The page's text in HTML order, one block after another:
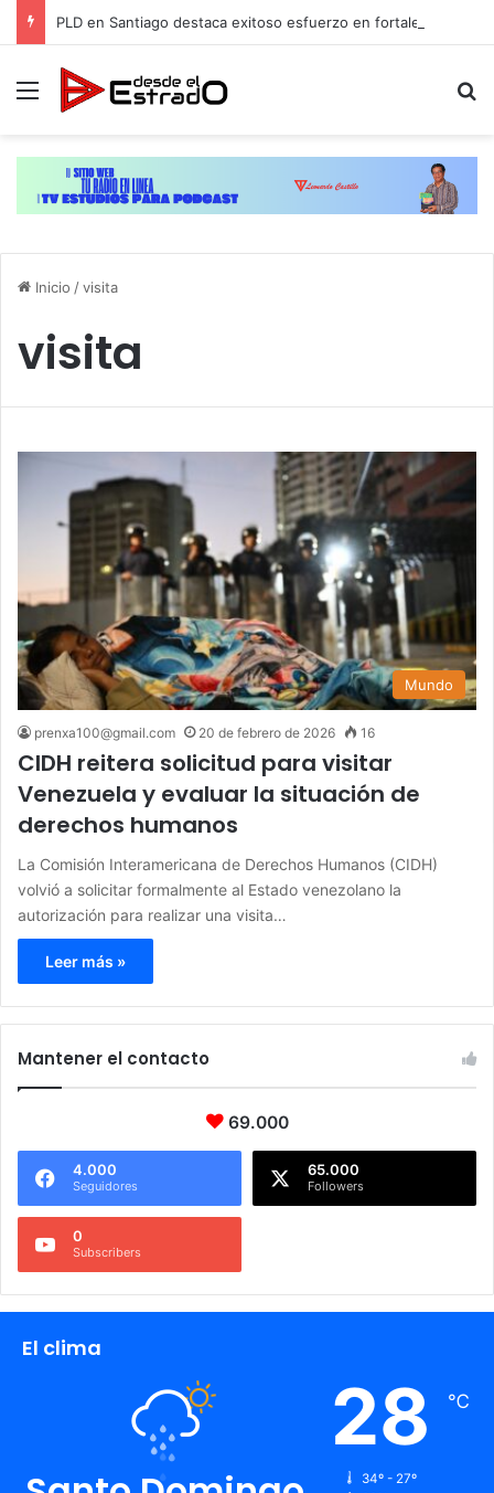
Menú
Inicio /visita
visita
Mundo
prenxa100@gmail.com 20 de febrero de 2026 16
CIDH reitera solicitud para visitar
Venezuela y evaluar la situación de
derechos humanos
La Comisión Interamericana de Derechos Humanos (CIDH)
volvió a solicitar formalmente al Estado venezolano la
autorización para realizar una visita…
Leer más »
Mantener el contacto
69.000
4.000
Seguidores
65.000
Followers
0
Subscribers
El clima
28 ℃
34º - 27º